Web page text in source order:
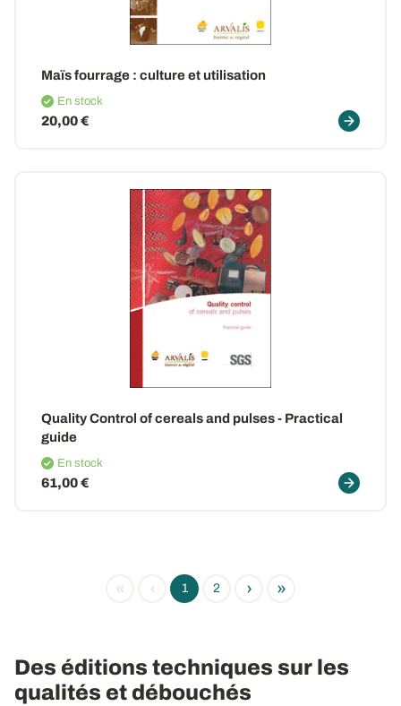
Maïs fourrage : culture et utilisation
En stock
20,00 €
Quality Control of cereals and pulses - Practical
guide
En stock
61,00 €
« ‹ 1 2 › »
Des éditions techniques sur les
qualités et débouchés